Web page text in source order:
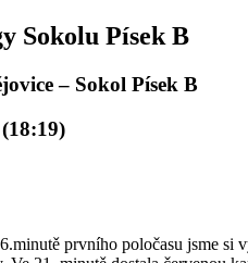
Sokolu Písek B
– Sokol Písek B
prvního poločasu jsme